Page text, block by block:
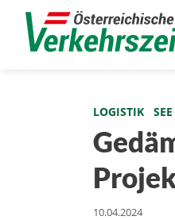
LOGISTIK SEE
10.04.2024